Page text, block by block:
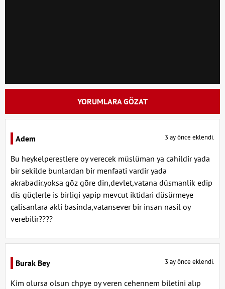
YORUMLARA GÖZAT
Adem 3 ay önce eklendi.
Bu heykelperestlere oy verecek müslüman ya cahildir yada
bir sekilde bunlardan bir menfaati vardir yada
akrabadir.yoksa gōz gōre din,devlet,vatana düsmanlik edip
dis güçlerle is birligi yapip mevcut iktidari düsürmeye
çalisanlara akli basinda,vatansever bir insan nasil oy
verebilir????
Burak Bey 3 ay önce eklendi.
Kim olursa olsun chpye oy veren cehennem biletini alıp